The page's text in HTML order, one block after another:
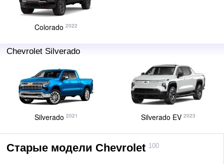
Colorado 2022
Chevrolet Silverado
Silverado 2021 Silverado EV 2023
Старые модели Chevrolet 100